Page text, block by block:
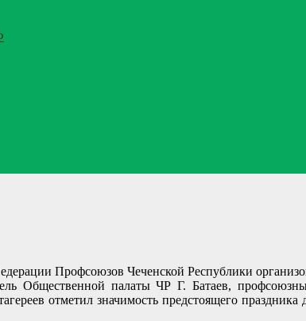
Профсоюзов Чеченской Республики
Общественной палаты ЧР Г. Батаев,
отметил значимость предстоящего